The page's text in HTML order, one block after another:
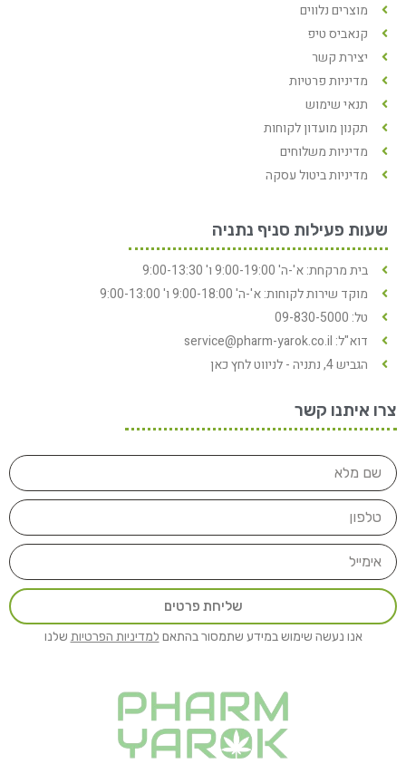
מוצרים נלווים
קנאביס טיפ
יצירת קשר
מדיניות פרטיות
תנאי שימוש
תקנון מועדון לקוחות
מדיניות משלוחים
מדיניות ביטול עסקה
שעות פעילות סניף נתניה
בית מרקחת: א'-ה' 9:00-19:00 ו' 9:00-13:30
מוקד שירות לקוחות: א'-ה' 9:00-18:00 ו' 9:00-13:00
טל: 09-830-5000
דוא"ל: service@pharm-yarok.co.il
הגביש 4, נתניה - לניווט לחץ כאן
צרו איתנו קשר
שליחת פרטים
אנו נעשה שימוש במידע שתמסור בהתאם למדיניות הפרטיות שלנו